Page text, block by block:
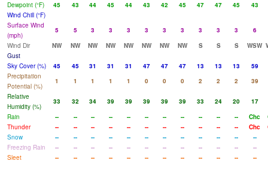
Dewpoint (°F)
45 43 44 45 44 43 42 45 47 47 45
43
Wind Chill (°F)
Surface Wind
(mph)
5 5 3 3 3 3 3 3 3 3 3
6
Wind Dir
NW NW NW NW NW NW NW NW S S S WSW
Gust
Sky Cover (%)
45 45 31 31 31 47 47 47 13 13 13
59
Precipitation
Potential (%)
1 1 1 1 1 0 0 0 2 2 2
39
Relative
Humidity (%)
33 32 34 39 39 39 39 39 33 24 20
17
Rain
-- -- -- -- -- -- -- -- -- -- -- Chc
Thunder
-- -- -- -- -- -- -- -- -- -- -- Chc
Snow
-- -- -- -- -- -- -- -- -- -- --
--
Freezing Rain
-- -- -- -- -- -- -- -- -- -- --
--
Sleet
-- -- -- -- -- -- -- -- -- -- -- --